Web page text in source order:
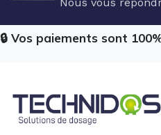
🔒 Vos paiements sont